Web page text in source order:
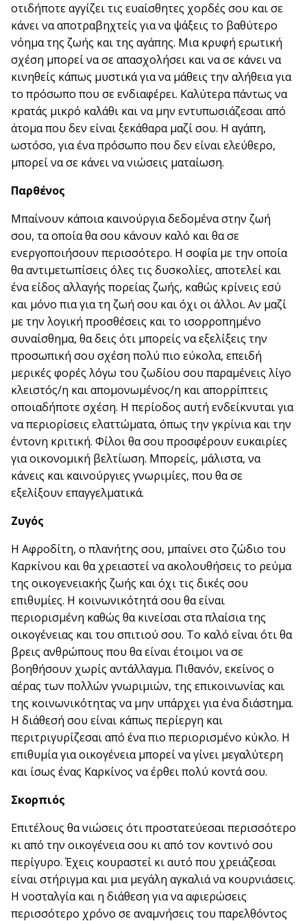
οτιδήποτε αγγίζει τις ευαίσθητες χορδές σου και σε
κάνει να αποτραβηχτείς για να ψάξεις το βαθύτερο
νόημα της ζωής και της αγάπης. Μια κρυφή ερωτική
σχέση μπορεί να σε απασχολήσει και να σε κάνει να
κινηθείς κάπως μυστικά για να μάθεις την αλήθεια για
το πρόσωπο που σε ενδιαφέρει. Καλύτερα πάντως να
κρατάς μικρό καλάθι και να μην εντυπωσιάζεσαι από
άτομα που δεν είναι ξεκάθαρα μαζί σου. Η αγάπη,
ωστόσο, για ένα πρόσωπο που δεν είναι ελεύθερο,
μπορεί να σε κάνει να νιώσεις ματαίωση.
Παρθένος
Μπαίνουν κάποια καινούργια δεδομένα στην ζωή
σου, τα οποία θα σου κάνουν καλό και θα σε
ενεργοποιήσουν περισσότερο. Η σοφία με την οποία
θα αντιμετωπίσεις όλες τις δυσκολίες, αποτελεί και
ένα είδος αλλαγής πορείας ζωής, καθώς κρίνεις εσύ
και μόνο πια για τη ζωή σου και όχι οι άλλοι. Αν μαζί
με την λογική προσθέσεις και το ισορροπημένο
συναίσθημα, θα δεις ότι μπορείς να εξελίξεις την
προσωπική σου σχέση πολύ πιο εύκολα, επειδή
μερικές φορές λόγω του ζωδίου σου παραμένεις λίγο
κλειστός/η και απομονωμένος/η και απορρίπτεις
οποιαδήποτε σχέση. Η περίοδος αυτή ενδείκνυται για
να περιορίσεις ελαττώματα, όπως την γκρίνια και την
έντονη κριτική. Φίλοι θα σου προσφέρουν ευκαιρίες
για οικονομική βελτίωση. Μπορείς, μάλιστα, να
κάνεις και καινούργιες γνωριμίες, που θα σε
εξελίξουν επαγγελματικά.
Ζυγός
Η Αφροδίτη, ο πλανήτης σου, μπαίνει στο ζώδιο του
Καρκίνου και θα χρειαστεί να ακολουθήσεις το ρεύμα
της οικογενειακής ζωής και όχι τις δικές σου
επιθυμίες. Η κοινωνικότητά σου θα είναι
περιορισμένη καθώς θα κινείσαι στα πλαίσια της
οικογένειας και του σπιτιού σου. Το καλό είναι ότι θα
βρεις ανθρώπους που θα είναι έτοιμοι να σε
βοηθήσουν χωρίς αντάλλαγμα. Πιθανόν, εκείνος ο
αέρας των πολλών γνωριμιών, της επικοινωνίας και
της κοινωνικότητας να μην υπάρχει για ένα διάστημα.
Η διάθεσή σου είναι κάπως περίεργη και
περιτριγυρίζεσαι από ένα πιο περιορισμένο κύκλο. Η
επιθυμία για οικογένεια μπορεί να γίνει μεγαλύτερη
και ίσως ένας Καρκίνος να έρθει πολύ κοντά σου.
Σκορπιός
Επιτέλους θα νιώσεις ότι προστατεύεσαι περισσότερο
κι από την οικογένεια σου κι από τον κοντινό σου
περίγυρο. Έχεις κουραστεί κι αυτό που χρειάζεσαι
είναι στήριγμα και μια μεγάλη αγκαλιά να κουρνιάσεις.
Η νοσταλγία και η διάθεση για να αφιερώσεις
περισσότερο χρόνο σε αναμνήσεις του παρελθόντος